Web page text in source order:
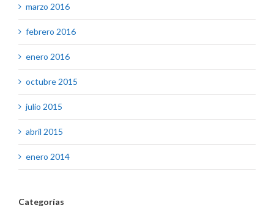
marzo 2016
febrero 2016
enero 2016
octubre 2015
julio 2015
abril 2015
enero 2014
Categorías